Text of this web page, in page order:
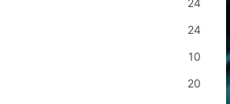
24
10
20